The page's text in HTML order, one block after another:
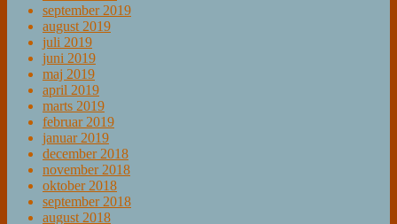
september 2019
august 2019
juli 2019
juni 2019
maj 2019
april 2019
marts 2019
februar 2019
januar 2019
december 2018
november 2018
oktober 2018
september 2018
august 2018